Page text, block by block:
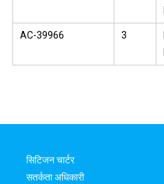
AC-39966 3
सिटिजन चार्टर
सतर्कता अधिकारी